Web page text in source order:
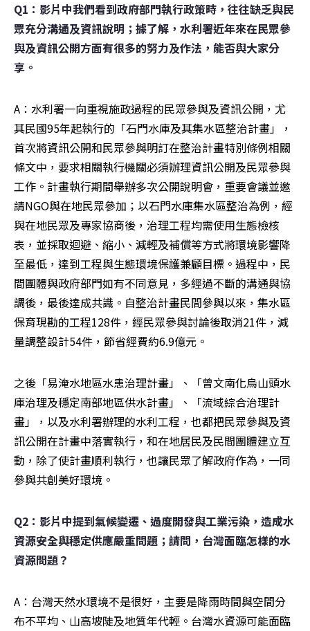
Q1：影片中我們看到政府部門執行政策時，往往缺乏與民
眾充分溝通及資訊說明；據了解，水利署近年來在民眾參
與及資訊公開方面有很多的努力及作法，能否與大家分
享。
A：水利署一向重視施政過程的民眾參與及資訊公開，尤
其民國95年起執行的「石門水庫及其集水區整治計畫」，
首次將資訊公開和民眾參與明訂在整治計畫特別條例相關
條文中，要求相關執行機關必須辦理資訊公開及民眾參與
工作。計畫執行期間舉辦多次公開說明會，重要會議並邀
請NGO與在地民眾參加；以石門水庫集水區整治為例，經
與在地民眾及專家協商後，治理工程均需使用生態檢核
表，並採取迴避、縮小、減輕及補償等方式將環境影響降
至最低，達到工程與生態環境保護兼顧目標。過程中，民
間團體與政府部門如有不同意見，多經過不斷的溝通與協
調後，最後達成共識。自整治計畫民間參與以來，集水區
保育現勘的工程128件，經民眾參與討論後取消21件，減
量調整設計54件，節省經費約6.9億元。
之後「易淹水地區水患治理計畫」、「曾文南化烏山頭水
庫治理及穩定南部地區供水計畫」、「流域綜合治理計
畫」，以及水利署辦理的水利工程，也都把民眾參與及資
訊公開在計畫中落實執行，和在地居民及民間團體建立互
動，除了使計畫順利執行，也讓民眾了解政府作為，一同
參與共創美好環境。
Q2：影片中提到氣候變遷、過度開發與工業污染，造成水
資源安全與穩定供應嚴重問題；請問，台灣面臨怎樣的水
資源問題？
A：台灣天然水環境不是很好，主要是降雨時間與空間分
布不平均、山高坡陡及地質年代輕。台灣水資源可能面臨